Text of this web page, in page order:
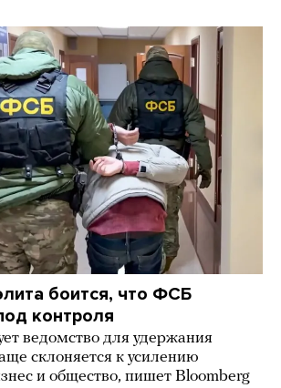
боится, что ФСБ
контроля
ведомство для удержания
склоняется к усилению
и общество, пишет Bloomberg